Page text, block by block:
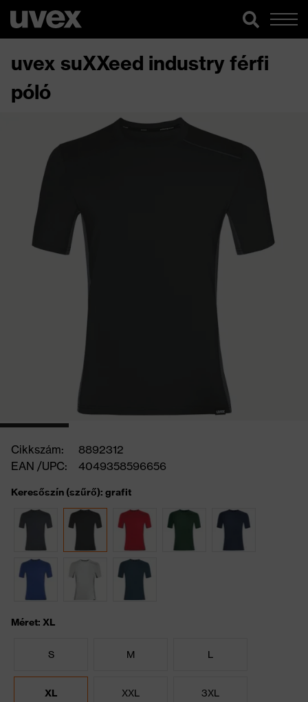
uvex suXXeed industry férfi
póló
Cikkszám:
8892312
EAN /UPC:
4049358596656
Keresőszín (szűrő): grafit
Méret: XL
S M L
XL XXL 3XL